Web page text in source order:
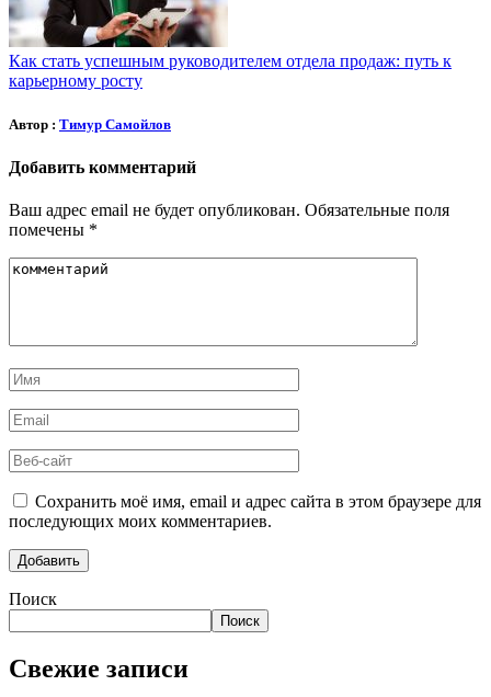
Как стать успешным руководителем отдела продаж: путь к
карьерному росту
Автор : Тимур Самойлов
Добавить комментарий
Ваш адрес email не будет опубликован. Обязательные поля
помечены *
Сохранить моё имя, email и адрес сайта в этом браузере для
последующих моих комментариев.
Поиск
Поиск
Свежие записи